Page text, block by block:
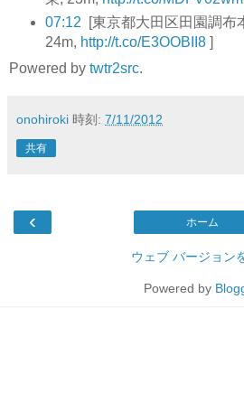
07:12
[東京都大田区田園調布
24m, http://t.co/E3OOBII8]
Powered by twtr2src.
onohiroki 時刻: 7/11/2012
共有
‹ ホーム
ウェブ バージョン
Powered by